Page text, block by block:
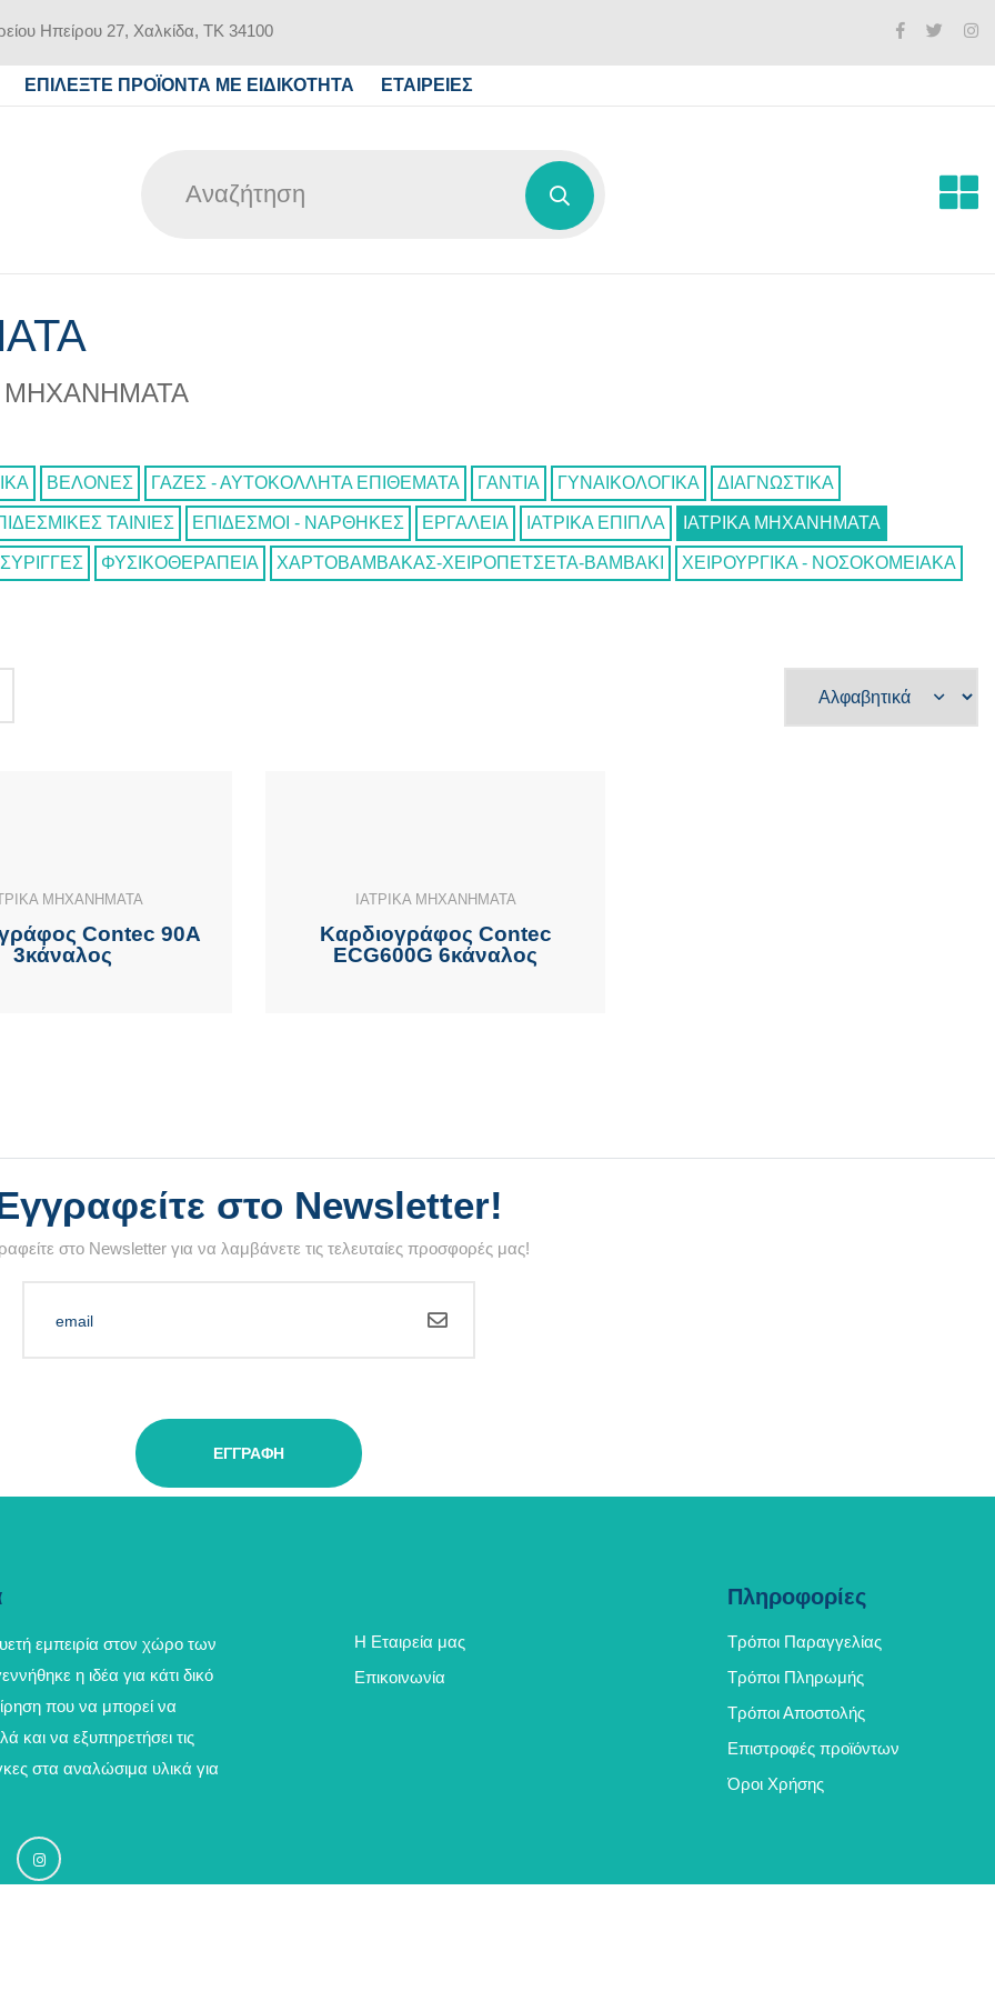
Ηπείρου 27, Χαλκίδα, ΤΚ 34100
ΕΠΙΛΕΞΤΕ ΠΡΟΪΟΝΤΑ ΜΕ ΕΙΔΙΚΟΤΗΤΑ ΕΤΑΙΡΕΙΕΣ
ΜΗΧΑΝΗΜΑΤΑ
ΒΕΛΟΝΕΣ ΓΑΖΕΣ - ΑΥΤΟΚΟΛΛΗΤΑ ΕΠΙΘΕΜΑΤΑ ΓΑΝΤΙΑ ΓΥΝΑΙΚΟΛΟΓΙΚΑ ΔΙΑΓΝΩΣΤΙΚΑ
ΤΑΙΝΙΕΣ ΕΠΙΔΕΣΜΟΙ - ΝΑΡΘΗΚΕΣ ΕΡΓΑΛΕΙΑ ΙΑΤΡΙΚΑ ΕΠΙΠΛΑ ΙΑΤΡΙΚΑ ΜΗΧΑΝΗΜΑΤΑ
ΣΥΡΙΓΓΕΣ ΦΥΣΙΚΟΘΕΡΑΠΕΙΑ ΧΑΡΤΟΒΑΜΒΑΚΑΣ-ΧΕΙΡΟΠΕΤΣΕΤΑ-ΒΑΜΒΑΚΙ ΧΕΙΡΟΥΡΓΙΚΑ - ΝΟΣΟΚΟΜΕΙΑΚΑ
ΜΗΧΑΝΗΜΑΤΑ
Contec 90A
3κάναλος
ΙΑΤΡΙΚΑ ΜΗΧΑΝΗΜΑΤΑ
Καρδιογράφος Contec
ECG600G 6κάναλος
στο Newsletter!
στο Newsletter για να λαμβάνετε τις τελευταίες προσφορές μας!
ΕΓΓΡΑΦΉ
εμπειρία στον χώρο των
η ιδέα για κάτι δικό
που να μπορεί να
και να εξυπηρετήσει τις
στα αναλώσιμα υλικά για
Η Εταιρεία μας
Επικοινωνία
Πληροφορίες
Τρόποι Παραγγελίας
Τρόποι Πληρωμής
Τρόποι Αποστολής
Επιστροφές προϊόντων
Όροι Χρήσης